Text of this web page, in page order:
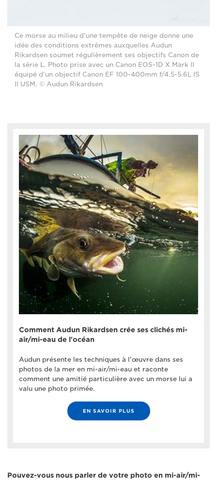
Ce morse au milieu d'une tempête de neige donne une
idée des conditions extrêmes auxquelles Audun
Rikardsen soumet régulièrement ses objectifs Canon de
la série L. Photo prise avec un Canon EOS-1D X Mark II
équipé d'un objectif Canon EF 100-400mm f/4.5-5.6L IS
II USM. © Audun Rikardsen
Comment Audun Rikardsen crée ses clichés mi-
air/mi-eau de l'océan
Audun présente les techniques à l'œuvre dans ses
photos de la mer en mi-air/mi-eau et raconte
comment une amitié particulière avec un morse lui a
valu une photo primée.
EN SAVOIR PLUS
Pouvez-vous nous parler de votre photo en mi-air/mi-